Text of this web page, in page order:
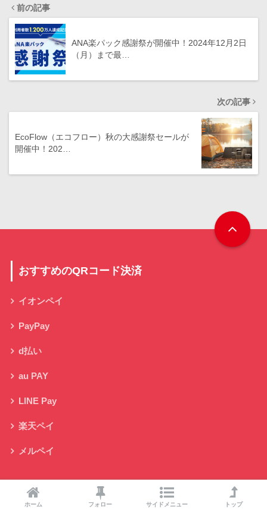
前の記事
ANA楽パック感謝祭が開催中！2024年12月2日
（月）まで最…
次の記事
EcoFlow（エコフロー）秋の大感謝祭セールが
開催中！202…
おすすめのQRコード決済
イオンペイ
PayPay
d払い
au PAY
LINE Pay
楽天ペイ
メルペイ
クレジットカード一覧
ホーム フォロー サイドメニュー トップ